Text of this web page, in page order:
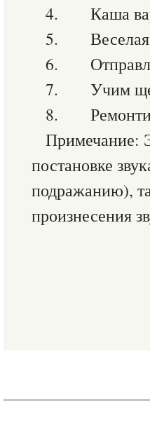
4. Каша
5. Веселая
6.
7. Учим
8.
Примечание:
постановке
подражанию),
произнесения